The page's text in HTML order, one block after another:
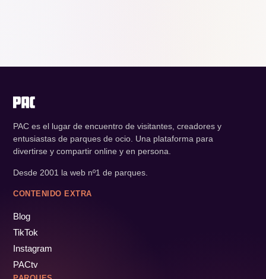
PAC es el lugar de encuentro de visitantes, creadores y
entusiastas de parques de ocio. Una plataforma para
divertirse y compartir online y en persona.
Desde 2001 la web nº1 de parques.
CONTENIDO EXTRA
Blog
TikTok
Instagram
PACtv